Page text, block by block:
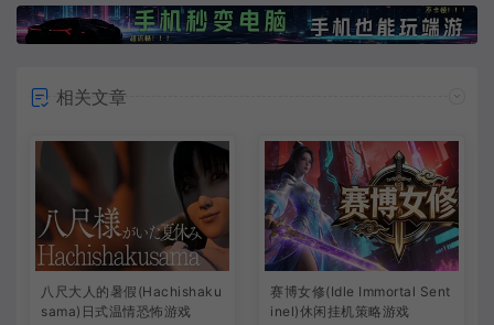
相关文章
八尺大人的暑假(Hachishaku
sama)日式温情恐怖游戏
赛博女修(Idle Immortal Sent
inel)休闲挂机策略游戏